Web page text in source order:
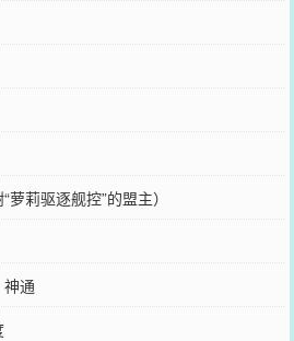
莉驱逐舰控”的盟主）
通